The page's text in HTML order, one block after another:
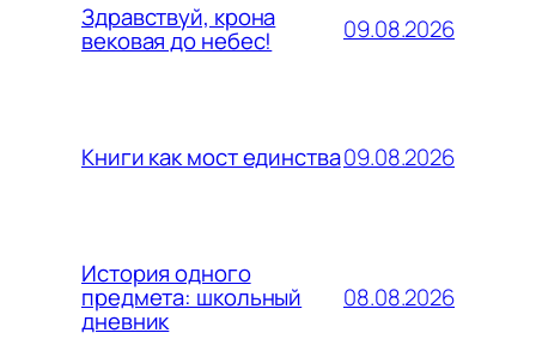
Здравствуй, крона
вековая до небес! 09.08.2026
Книги как мост единства09.08.2026
История одного
предмета: школьный
дневник
08.08.2026